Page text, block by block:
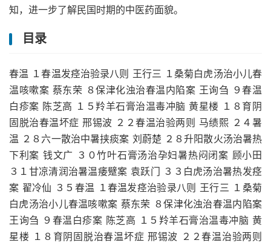
知，进一步了解民国时期的中医药面貌。
目录
春温 １春温发痉治验录八则 王行三 １桑菊白虎汤治小儿春
温咳嗽案 蔡东荣 ８保津化浊治春温内陷案 王询刍 ９春温
白疹案 陈芝高 １５羚羊石膏治温毒冲脑 黄星楼 １８育阴
固脱治春温坏症 邢锡波 ２２春温治验两则 马绩熙 ２４暑
温 ２８六一散治中暑挟痰案 刘蔚楚 ２８升阳散火汤治暑热
下利案 钱文广 ３０竹叶石膏汤治孕妇暑热闷闭案 顾小田
３１甘凉清润治暑温痿躄案 袁跃门 ３３白虎汤治暑热发痉
案 翟冷仙 ３５春温 １春温发痉治验录八则 王行三 １桑菊
白虎汤治小儿春温咳嗽案 蔡东荣 ８保津化浊治春温内陷案
王询刍 ９春温白疹案 陈芝高 １５羚羊石膏治温毒冲脑 黄
星楼 １８育阴固脱治春温坏症 邢锡波 ２２春温治验两则